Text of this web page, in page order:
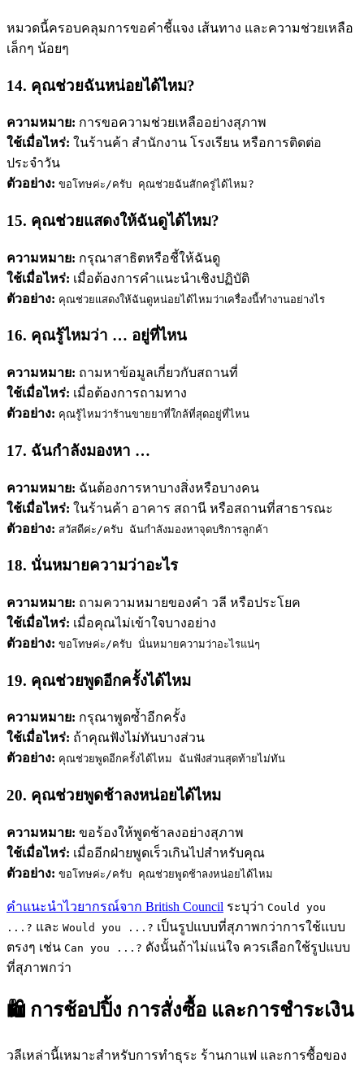
หมวดนี้ครอบคลุมการขอคำชี้แจง เส้นทาง และความช่วยเหลือ
เล็กๆ น้อยๆ
14. คุณช่วยฉันหน่อยได้ไหม?
ความหมาย: การขอความช่วยเหลืออย่างสุภาพ
ใช้เมื่อไหร่: ในร้านค้า สำนักงาน โรงเรียน หรือการติดต่อ
ประจำวัน
ตัวอย่าง: ขอโทษค่ะ/ครับ คุณช่วยฉันสักครู่ได้ไหม?
15. คุณช่วยแสดงให้ฉันดูได้ไหม?
ความหมาย: กรุณาสาธิตหรือชี้ให้ฉันดู
ใช้เมื่อไหร่: เมื่อต้องการคำแนะนำเชิงปฏิบัติ
ตัวอย่าง: คุณช่วยแสดงให้ฉันดูหน่อยได้ไหมว่าเครื่องนี้ทำงานอย่างไร
16. คุณรู้ไหมว่า … อยู่ที่ไหน
ความหมาย: ถามหาข้อมูลเกี่ยวกับสถานที่
ใช้เมื่อไหร่: เมื่อต้องการถามทาง
ตัวอย่าง: คุณรู้ไหมว่าร้านขายยาที่ใกล้ที่สุดอยู่ที่ไหน
17. ฉันกำลังมองหา …
ความหมาย: ฉันต้องการหาบางสิ่งหรือบางคน
ใช้เมื่อไหร่: ในร้านค้า อาคาร สถานี หรือสถานที่สาธารณะ
ตัวอย่าง: สวัสดีค่ะ/ครับ ฉันกำลังมองหาจุดบริการลูกค้า
18. นั่นหมายความว่าอะไร
ความหมาย: ถามความหมายของคำ วลี หรือประโยค
ใช้เมื่อไหร่: เมื่อคุณไม่เข้าใจบางอย่าง
ตัวอย่าง: ขอโทษค่ะ/ครับ นั่นหมายความว่าอะไรแน่ๆ
19. คุณช่วยพูดอีกครั้งได้ไหม
ความหมาย: กรุณาพูดซ้ำอีกครั้ง
ใช้เมื่อไหร่: ถ้าคุณฟังไม่ทันบางส่วน
ตัวอย่าง: คุณช่วยพูดอีกครั้งได้ไหม ฉันฟังส่วนสุดท้ายไม่ทัน
20. คุณช่วยพูดช้าลงหน่อยได้ไหม
ความหมาย: ขอร้องให้พูดช้าลงอย่างสุภาพ
ใช้เมื่อไหร่: เมื่ออีกฝ่ายพูดเร็วเกินไปสำหรับคุณ
ตัวอย่าง: ขอโทษค่ะ/ครับ คุณช่วยพูดช้าลงหน่อยได้ไหม
คำแนะนำไวยากรณ์จาก British Council ระบุว่า Could you
...? และ Would you ...? เป็นรูปแบบที่สุภาพกว่าการใช้แบบ
ตรงๆ เช่น Can you ...? ดังนั้นถ้าไม่แน่ใจ ควรเลือกใช้รูปแบบ
ที่สุภาพกว่า
🛍️ การช้อปปิ้ง การสั่งซื้อ และการชำระเงิน
วลีเหล่านี้เหมาะสำหรับการทำธุระ ร้านกาแฟ และการซื้อของ